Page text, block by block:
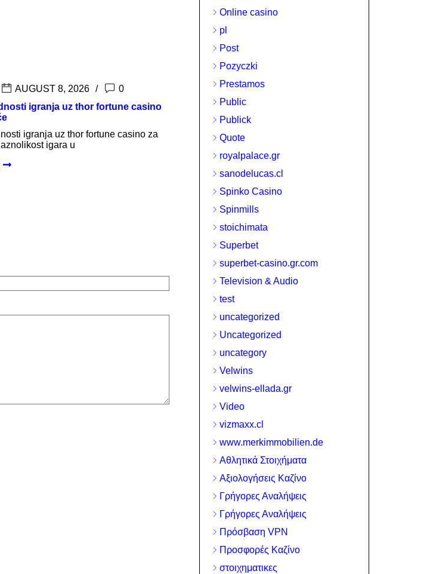
ISMAIL AUGUST 8, 2026
Odkrywanie świata kasyn online z the-
nvcasinos.com.pl to gwarancja świetnej zabawy i
wysokich wygranych
Odkrywanie świata kasyn online z the-
nvcasinos.com.pl to gwarancja świetnej zabawy i
unitedkingdom.co.uk, delivering thrilling
Volatility and
READ MORE
Online casino
pl
Post
Pozyczki
Prestamos
Public
Publick
Quote
royalpalace.gr
sanodelucas.cl
Spinko Casino
Spinmills
stoichimata
Superbet
superbet-casino.gr.com
Television & Audio
test
uncategorized
Uncategorized
uncategory
Velwins
velwins-ellada.gr
Video
vizmaxx.cl
www.merkimmobilien.de
Αθλητικά Στοιχήματα
Αξιολογήσεις Καζίνο
Γρήγορες Αναλήψεις
Γρήγορες Αναλήψεις
Πρόσβαση VPN
Προσφορές Καζίνο
στοιχηματικες